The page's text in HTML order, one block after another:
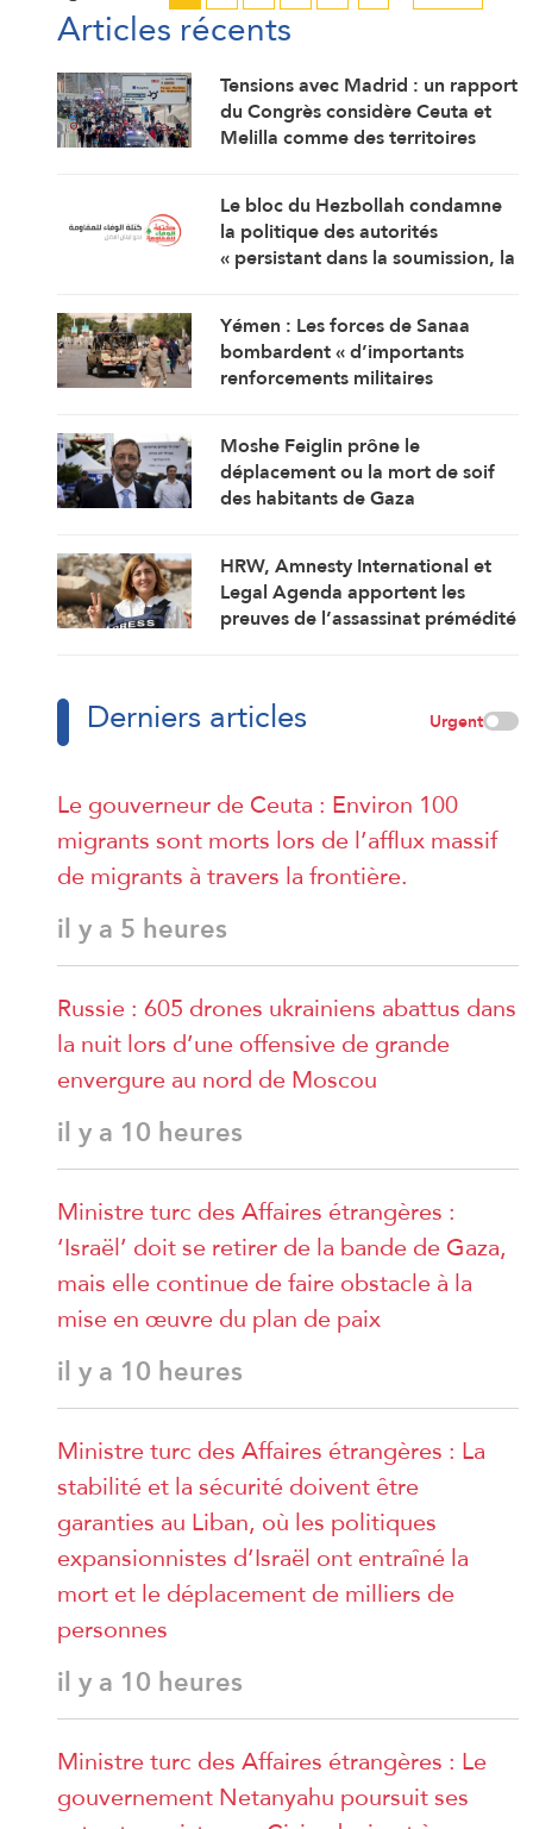
Articles récents
Tensions avec Madrid : un rapport
du Congrès considère Ceuta et
Melilla comme des territoires
Le bloc du Hezbollah condamne
la politique des autorités
« persistant dans la soumission, la
humiliantes »
Yémen : Les forces de Sanaa
bombardent « d’importants
renforcements militaires
attaque contre des régions
libérées
Moshe Feiglin prône le
déplacement ou la mort de soif
des habitants de Gaza
HRW, Amnesty International et
Legal Agenda apportent les
preuves de l’assassinat prémédité
Derniers articles Urgent
Le gouverneur de Ceuta : Environ 100
migrants sont morts lors de l’afflux massif
de migrants à travers la frontière.
il y a 5 heures
Russie : 605 drones ukrainiens abattus dans
la nuit lors d’une offensive de grande
envergure au nord de Moscou
il y a 10 heures
Ministre turc des Affaires étrangères :
‘Israël’ doit se retirer de la bande de Gaza,
mais elle continue de faire obstacle à la
mise en œuvre du plan de paix
il y a 10 heures
Ministre turc des Affaires étrangères : La
stabilité et la sécurité doivent être
garanties au Liban, où les politiques
expansionnistes d’Israël ont entraîné la
mort et le déplacement de milliers de
personnes
il y a 10 heures
Ministre turc des Affaires étrangères : Le
gouvernement Netanyahu poursuit ses